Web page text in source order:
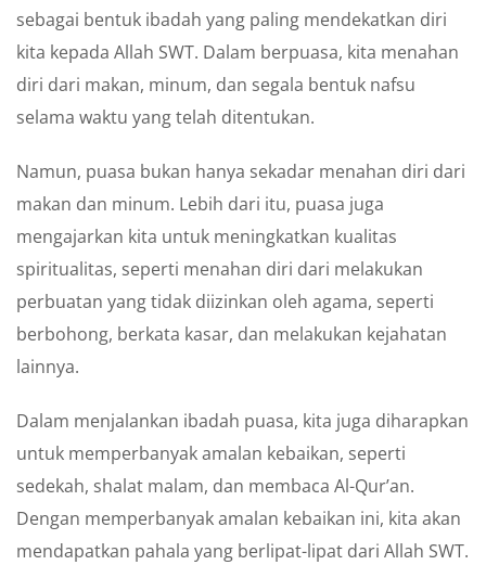
sebagai bentuk ibadah yang paling mendekatkan diri
kita kepada Allah SWT. Dalam berpuasa, kita menahan
diri dari makan, minum, dan segala bentuk nafsu
selama waktu yang telah ditentukan.
Namun, puasa bukan hanya sekadar menahan diri dari
makan dan minum. Lebih dari itu, puasa juga
mengajarkan kita untuk meningkatkan kualitas
spiritualitas, seperti menahan diri dari melakukan
perbuatan yang tidak diizinkan oleh agama, seperti
berbohong, berkata kasar, dan melakukan kejahatan
lainnya.
Dalam menjalankan ibadah puasa, kita juga diharapkan
untuk memperbanyak amalan kebaikan, seperti
sedekah, shalat malam, dan membaca Al-Qur’an.
Dengan memperbanyak amalan kebaikan ini, kita akan
mendapatkan pahala yang berlipat-lipat dari Allah SWT.